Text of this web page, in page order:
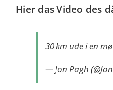
Hier das Video des
30 km ude i en
— Jon Pagh